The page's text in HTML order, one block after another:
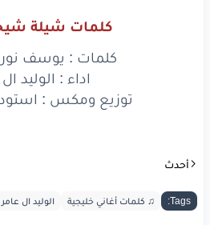
كلمات شيلة
كلمات : يوسف
اداء : الوليد
توزيع ومكس :
أحدث
Tags: ♫ كلمات أغاني خليجية الوليد ال عامر Al Waleed Al Amer